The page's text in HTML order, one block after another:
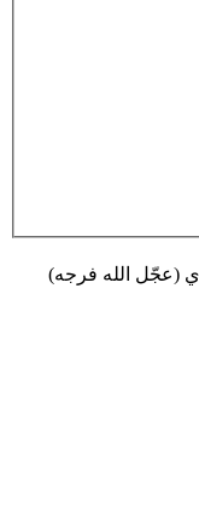
(عجّل الله فرجه)